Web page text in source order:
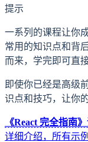
提示
一系列的课程让你
常用的知识点和背
而来，学完即可直
即使你已经是高级
识点和技巧，让你
《React 完全指南
详细介绍，所有示